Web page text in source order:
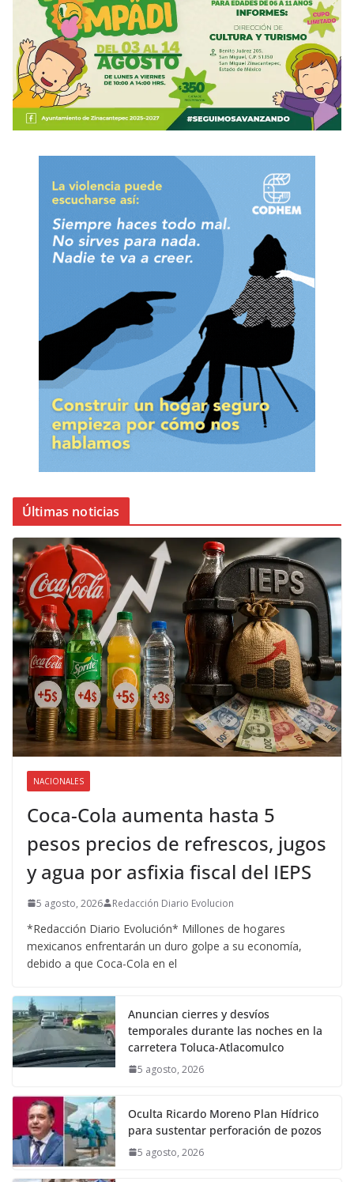
Últimas noticias
NACIONALES
Coca-Cola aumenta hasta 5
pesos precios de refrescos, jugos
y agua por asfixia fiscal del IEPS
5 agosto, 2026 Redacción Diario Evolucion
*Redacción Diario Evolución* Millones de hogares
mexicanos enfrentarán un duro golpe a su economía,
debido a que Coca-Cola en el
Anuncian cierres y desvíos
temporales durante las noches en la
carretera Toluca-Atlacomulco
5 agosto, 2026
Oculta Ricardo Moreno Plan Hídrico
para sustentar perforación de pozos
5 agosto, 2026